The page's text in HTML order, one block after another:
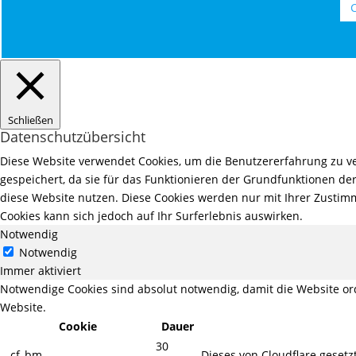
Schließen
Datenschutzübersicht
Diese Website verwendet Cookies, um die Benutzererfahrung zu
gespeichert, da sie für das Funktionieren der Grundfunktionen
diese Website nutzen. Diese Cookies werden nur mit Ihrer
Cookies kann sich jedoch auf Ihr Surferlebnis auswirken.
Notwendig
Notwendig
Immer aktiviert
Notwendige Cookies sind absolut notwendig, damit die Website
Website.
Cookie
Dauer
30